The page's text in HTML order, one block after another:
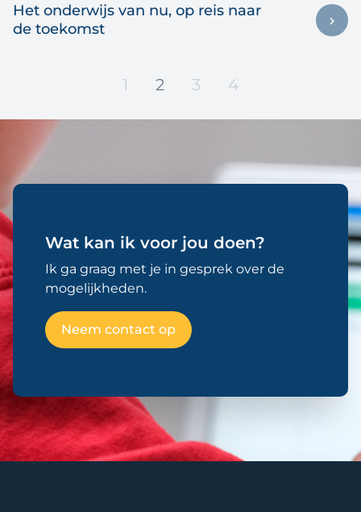
Het onderwijs van nu, op reis naar
de toekomst
1 2 3 4
Wat kan ik voor jou doen?
Ik ga graag met je in gesprek over de
mogelijkheden.
Neem contact op